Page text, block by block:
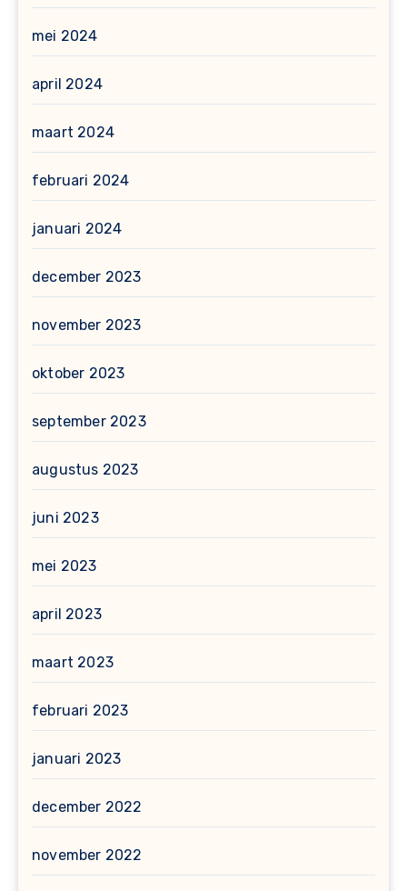
mei 2024
april 2024
maart 2024
februari 2024
januari 2024
december 2023
november 2023
oktober 2023
september 2023
augustus 2023
juni 2023
mei 2023
april 2023
maart 2023
februari 2023
januari 2023
december 2022
november 2022